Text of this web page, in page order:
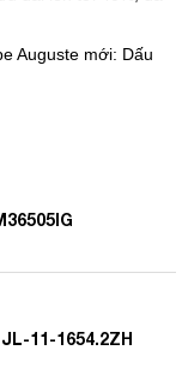
Auguste mới: Dấu
11-1654.2ZH